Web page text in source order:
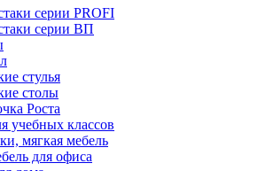
серии PROFI
серии ВП
стулья
столы
Роста
учебных классов
мягкая мебель
для офиса